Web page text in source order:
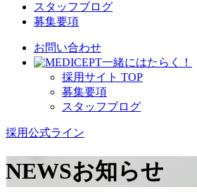
スタッフブログ
募集要項
お問い合わせ
⼀緒にはたらく！
採⽤サイト TOP
募集要項
スタッフブログ
採用公式ライン
NEWSお知らせ